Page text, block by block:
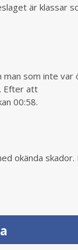
är klassar
som inte var
Efter att
00:58.
okända skador.